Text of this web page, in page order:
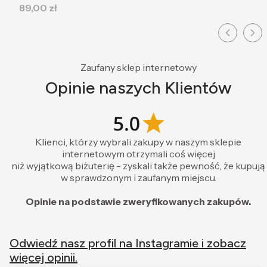
przebadany i dopuszczony do sprzedaży, co
gwarantuje Ci 100% bezpieczeństwa i najwyższą
jakość. Aby zachować jej perfekcyjny blask na co
Właśnie dlatego do każdego zamówienia w Coomi
dołączamy specjalnie do tego przeznaczoną
ściereczkę jubilerską – wystarczy delikatnie
przetrzeć nią złoto, aby w kilka sekund odświeżyć
jego zjawiskowy wygląd.
Czy biżuteria jest zapakowana na prezent?
Tak. Biżuterię pakujemy w eleganckie pudełko
jubilerskie – jest gotowe do wręczenia, nie musisz
nic dokupować.
Złoto próby 585 jest naturalnie odporne na czystą
wodę – nie rdzewieje i nie odbarwia się.
Cena
89,00 zł
Zaufany sklep internetowy
Opinie naszych Klientów
Klienci, którzy wybrali zakupy w naszym sklepie
internetowym otrzymali coś więcej
niż wyjątkową biżuterię - zyskali także pewność, że kupują
w sprawdzonym i zaufanym miejscu.
Opinie na podstawie zweryfikowanych zakupów.
Odwiedź nasz profil na Instagramie i zobacz
więcej opinii.